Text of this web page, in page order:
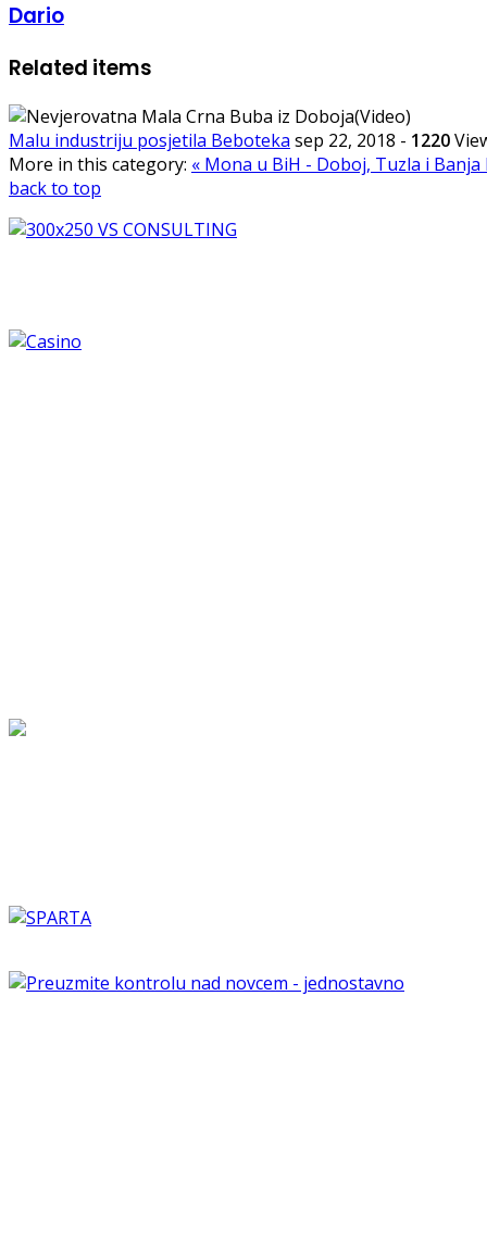
Dario
Related items
Malu industriju posjetila Beboteka sep 22, 2018 - 1220
More in this category: « Mona u BiH - Doboj, Tuzla i
back to top